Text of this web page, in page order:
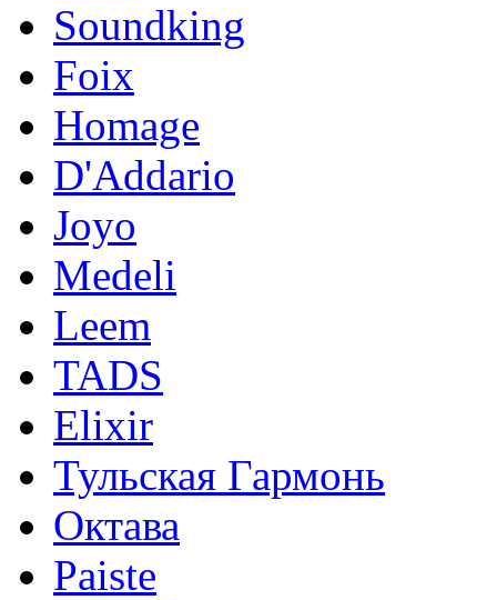
Soundking
Foix
Homage
D'Addario
Joyo
Medeli
Leem
TADS
Elixir
Тульская Гармонь
Октава
Paiste